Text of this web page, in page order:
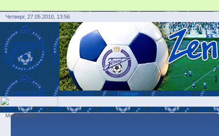
Четверг, 27.05.2010, 13:56
Главная
Меню сайта